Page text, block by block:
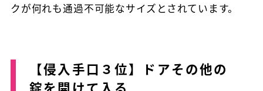
クが何れも通過不可能なサイズとされています。
【侵入手口３位】ドアその他の
錠を開けて入る